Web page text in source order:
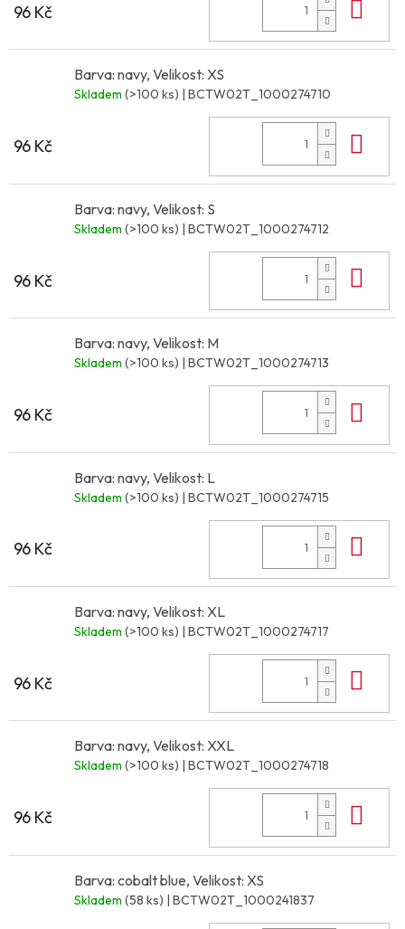
96 Kč
Barva: navy, Velikost: XS
Skladem (>100 ks) | BCTW02T_1000274710
96 Kč
Barva: navy, Velikost: S
Skladem (>100 ks) | BCTW02T_1000274712
96 Kč
Barva: navy, Velikost: M
Skladem (>100 ks) | BCTW02T_1000274713
96 Kč
Barva: navy, Velikost: L
Skladem (>100 ks) | BCTW02T_1000274715
96 Kč
Barva: navy, Velikost: XL
Skladem (>100 ks) | BCTW02T_1000274717
96 Kč
Barva: navy, Velikost: XXL
Skladem (>100 ks) | BCTW02T_1000274718
96 Kč
Barva: cobalt blue, Velikost: XS
Skladem (58 ks) | BCTW02T_1000241837